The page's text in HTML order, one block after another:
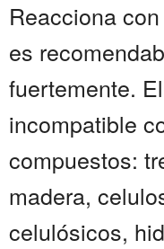
Reacciona
es
fuertemente.
incompatible
compuestos:
madera,
celulósicos,